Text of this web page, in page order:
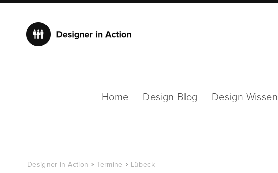
Home Design-Blog Design-Wissen
Designer in Action Termine Lübeck